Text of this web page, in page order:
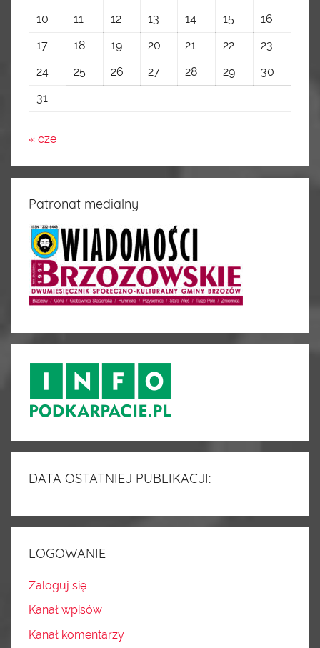
10
11 12 13 14 15
16
17
18 19 20 21 22
23
24
25 26 27 28 29
30
31
« cze
Patronat medialny
DATA OSTATNIEJ PUBLIKACJI:
LOGOWANIE
Zaloguj się
Kanał wpisów
Kanał komentarzy